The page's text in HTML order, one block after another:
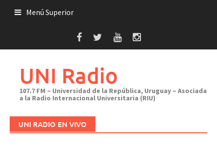
Menú Superior
UNI Radio
107.7 FM – Universidad de la República, Uruguay – Asociada
a la Radio Internacional Universitaria (RIU)
UNI RADIO EN VIVO